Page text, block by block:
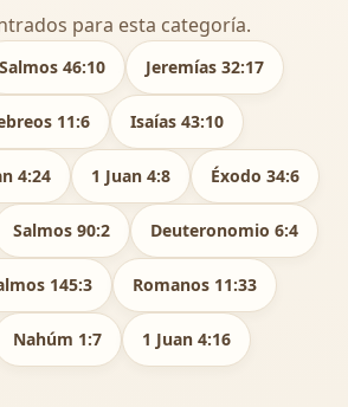
para esta categoría.
Salmos 46:10 Jeremías 32:17
11:6 Isaías 43:10
4:24 1 Juan 4:8 Éxodo 34:6
Salmos 90:2 Deuteronomio 6:4
145:3 Romanos 11:33
Nahúm 1:7 1 Juan 4:16